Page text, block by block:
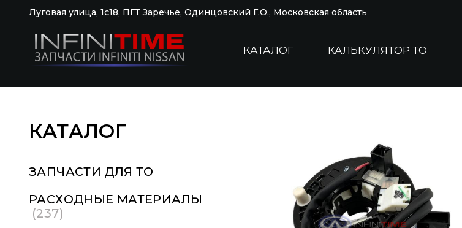
Луговая улица, 1с18, ПГТ Заречье, Одинцовский Г.О., Московская область
КАТАЛОГ КАЛЬКУЛЯТОР ТО
КАТАЛОГ
ЗАПЧАСТИ ДЛЯ ТО
РАСХОДНЫЕ МАТЕРИАЛЫ
(237)